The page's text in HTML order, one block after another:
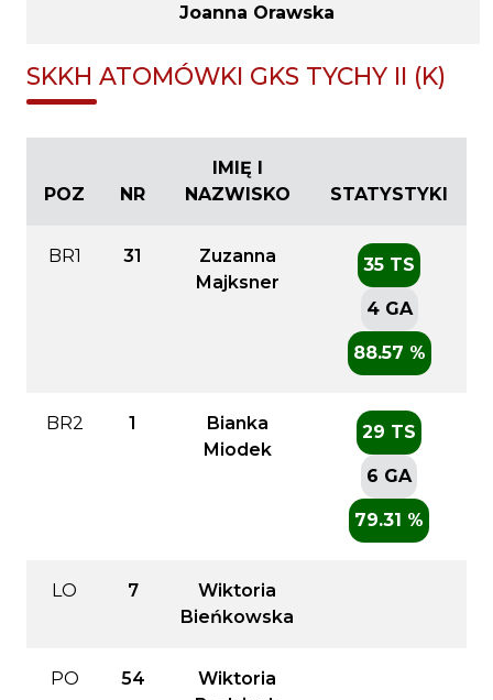
Joanna Orawska
SKKH ATOMÓWKI GKS TYCHY II (K)
POZ NR
IMIĘ I
NAZWISKO
STATYSTYKI
BR1 31
Zuzanna
Majksner
35 TS
4 GA
88.57 %
BR2 1
Bianka
Miodek
29 TS
6 GA
79.31 %
LO 7
Wiktoria
Bieńkowska
PO 54
Wiktoria